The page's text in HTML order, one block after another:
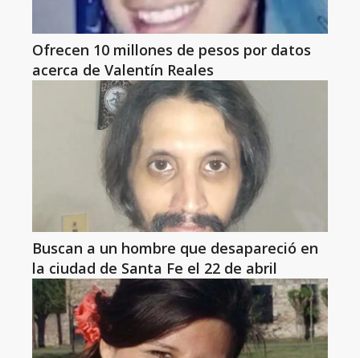
Ofrecen 10 millones de pesos por datos
acerca de Valentín Reales
Buscan a un hombre que desapareció en
la ciudad de Santa Fe el 22 de abril